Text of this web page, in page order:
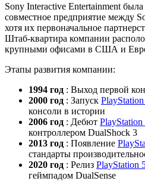
Sony Interactive Entertainment
совместное предприятие между
хотя их первоначальное
Штаб-квартира компании
крупными офисами в США и
Этапы развития компании:
1994 год : Выход первой
2000 год : Запуск PlayStation
консоли в истории
2006 год : Дебют PlayStation
контроллером DualShock 3
2013 год : Появление
стандарты
2020 год : Релиз PlayStation
геймпадом DualSense